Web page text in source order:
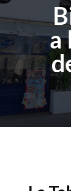
a